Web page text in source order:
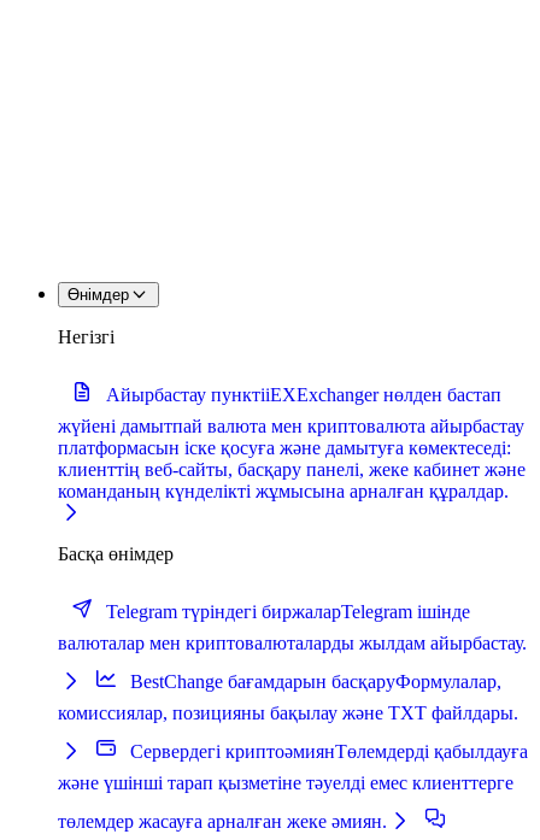
Өнімдер
Негізгі
Айырбастау пунктіiEXExchanger нөлден бастап
жүйені дамытпай валюта мен криптовалюта айырбастау
платформасын іске қосуға және дамытуға көмектеседі:
клиенттің веб-сайты, басқару панелі, жеке кабинет және
команданың күнделікті жұмысына арналған құралдар.
Басқа өнімдер
Telegram түріндегі биржаларTelegram ішінде
валюталар мен криптовалюталарды жылдам айырбастау.
BestChange бағамдарын басқаруФормулалар,
комиссиялар, позицияны бақылау және TXT файлдары.
Сервердегі криптоәмиянТөлемдерді қабылдауға
және үшінші тарап қызметіне тәуелді емес клиенттерге
төлемдер жасауға арналған жеке әмиян.